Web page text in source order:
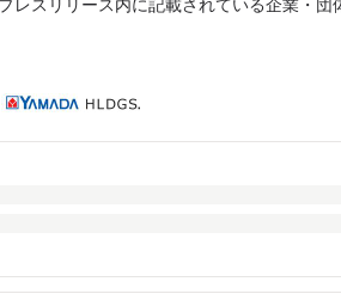
スリリース内に記載されている企業・団